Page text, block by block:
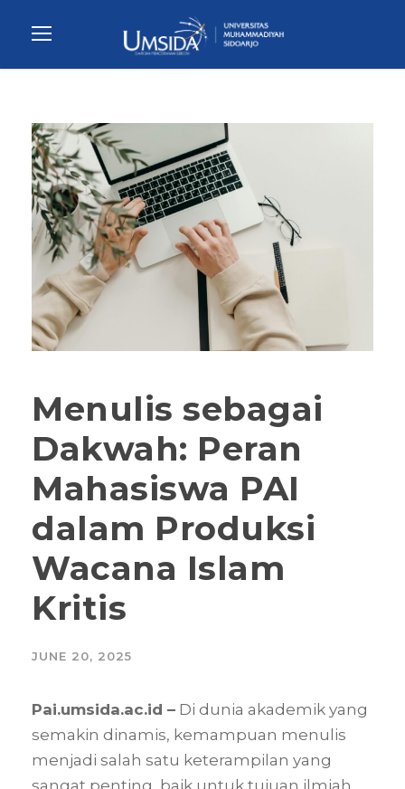
Menulis sebagai
Dakwah: Peran
Mahasiswa PAI
dalam Produksi
Wacana Islam
Kritis
JUNE 20, 2025
Pai.umsida.ac.id – Di dunia akademik yang
semakin dinamis, kemampuan menulis
menjadi salah satu keterampilan yang
sangat penting, baik untuk tujuan ilmiah